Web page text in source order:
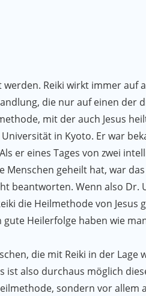
Reiki wirkt immer auf
die nur auf einen der
mit der auch Jesus
in Kyoto. Er war
er eines Tages von zwei
Menschen geheilt hat, war
beantworten. Wenn also
die Heilmethode von
Heilerfolge haben wie
die mit Reiki in der
ist also durchaus möglich
sondern vor allem